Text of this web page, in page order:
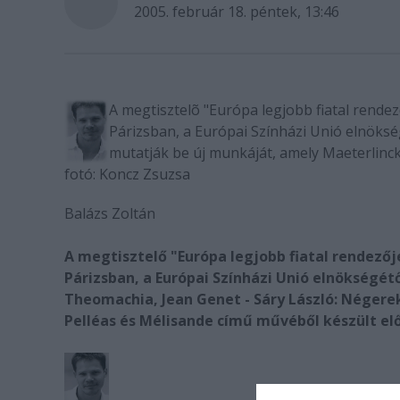
2005. február 18. péntek, 13:46
A megtisztelõ "Európa legjobb fiatal
Párizsban, a Európai Színházi Unió
mutatják be új munkáját, amely
fotó: Koncz Zsuzsa
Balázs Zoltán
A megtisztelő "Európa legjobb fiatal
Párizsban, a Európai Színházi Unió
Theomachia, Jean Genet - Sáry László:
Pelléas és Mélisande című művéből készült